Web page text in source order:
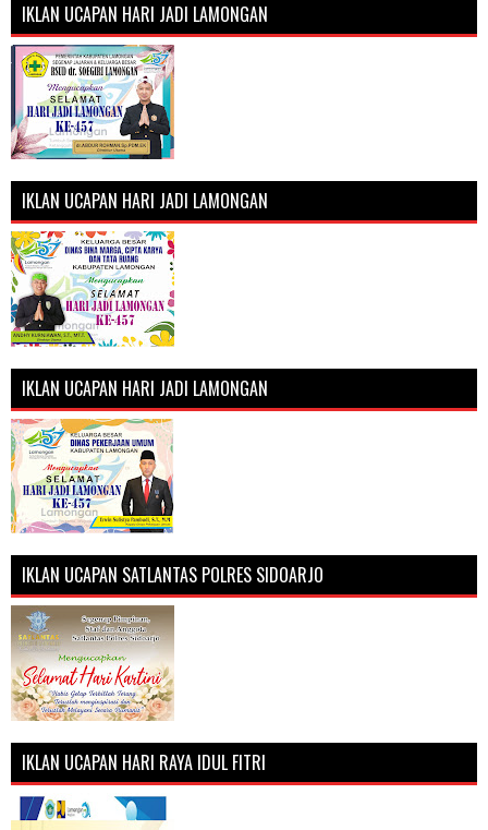
IKLAN UCAPAN HARI JADI LAMONGAN
IKLAN UCAPAN HARI JADI LAMONGAN
IKLAN UCAPAN HARI JADI LAMONGAN
IKLAN UCAPAN SATLANTAS POLRES SIDOARJO
IKLAN UCAPAN HARI RAYA IDUL FITRI